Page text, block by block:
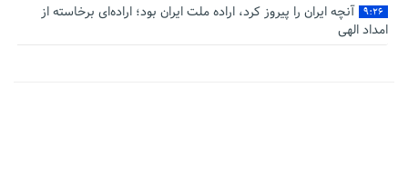
۹:۲۶
آنچه ایران را پیروز کرد، اراده ملت ایران بود؛ اراده‌ای برخاسته از
امداد الهی